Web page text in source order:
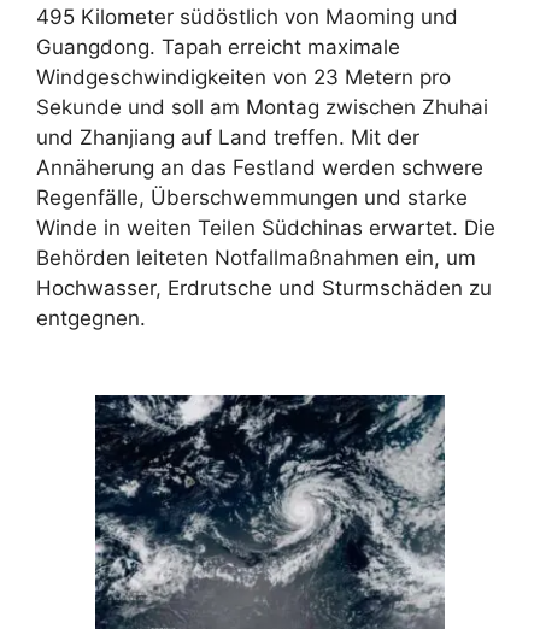
495 Kilometer südöstlich von Maoming und
Guangdong. Tapah erreicht maximale
Windgeschwindigkeiten von 23 Metern pro
Sekunde und soll am Montag zwischen Zhuhai
und Zhanjiang auf Land treffen. Mit der
Annäherung an das Festland werden schwere
Regenfälle, Überschwemmungen und starke
Winde in weiten Teilen Südchinas erwartet. Die
Behörden leiteten Notfallmaßnahmen ein, um
Hochwasser, Erdrutsche und Sturmschäden zu
entgegnen.